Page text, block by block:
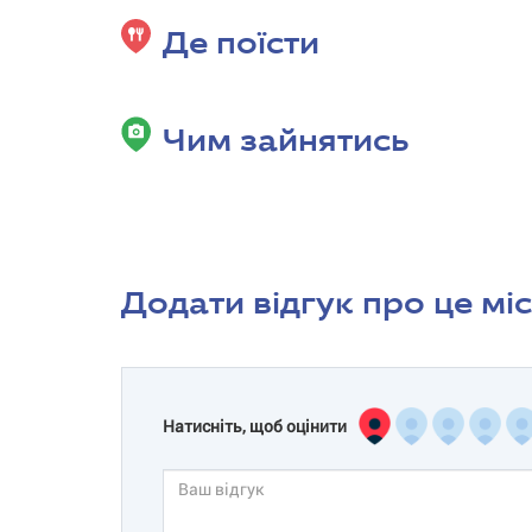
Де поїсти
Чим зайнятись
Додати відгук про це
Натисніть, щоб оцінити